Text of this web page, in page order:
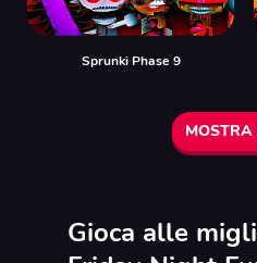
Sprunki Phase 9
MOSTRA
Gioca alle